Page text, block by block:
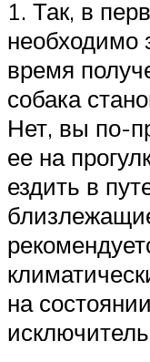
1. Так, в
необходимо
время
собака
Нет, вы по-
ее на
ездить в
на